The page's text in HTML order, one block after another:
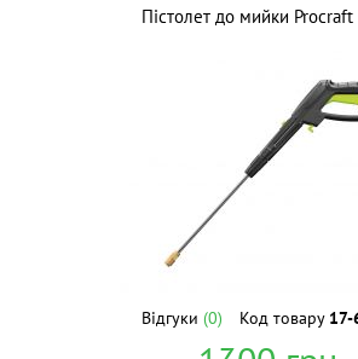
Пістолет до мийки Procraft
Відгуки (0) Код товару